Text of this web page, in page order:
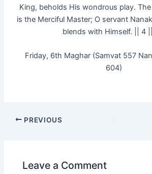
King, beholds His wondrous play.
is the Merciful Master; O servant
blends with Himself. || 4 ||
Friday, 6th Maghar (Samvat 557
604)
PREVIOUS
Leave a Comment